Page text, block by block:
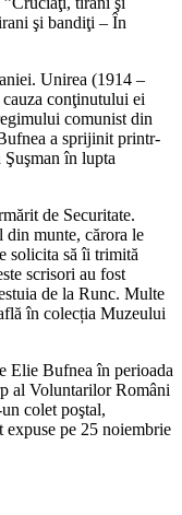
şi bandiţi – În
Unirea (1914 –
conţinutului ei
comunist din
a sprijinit printr-
în lupta
de Securitate.
din munte, cărora le
solicita să îi trimită
scrisori au fost
de la Runc. Multe
în colecția Muzeului
Elie Bufnea în perioada
al Voluntarilor Români
colet poştal,
pe 25 noiembrie